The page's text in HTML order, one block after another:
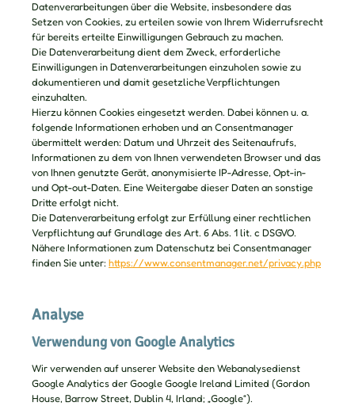
Datenverarbeitungen über die Website, insbesondere das
Setzen von Cookies, zu erteilen sowie von Ihrem Widerrufsrecht
für bereits erteilte Einwilligungen Gebrauch zu machen.
Die Datenverarbeitung dient dem Zweck, erforderliche
Einwilligungen in Datenverarbeitungen einzuholen sowie zu
dokumentieren und damit gesetzliche Verpflichtungen
einzuhalten.
Hierzu können Cookies eingesetzt werden. Dabei können u. a.
folgende Informationen erhoben und an Consentmanager
übermittelt werden: Datum und Uhrzeit des Seitenaufrufs,
Informationen zu dem von Ihnen verwendeten Browser und das
von Ihnen genutzte Gerät, anonymisierte IP-Adresse, Opt-in-
und Opt-out-Daten. Eine Weitergabe dieser Daten an sonstige
Dritte erfolgt nicht.
Die Datenverarbeitung erfolgt zur Erfüllung einer rechtlichen
Verpflichtung auf Grundlage des Art. 6 Abs. 1 lit. c DSGVO.
Nähere Informationen zum Datenschutz bei Consentmanager
finden Sie unter: https://www.consentmanager.net/privacy.php
Analyse
Verwendung von Google Analytics
Wir verwenden auf unserer Website den Webanalysedienst
Google Analytics der Google Google Ireland Limited (Gordon
House, Barrow Street, Dublin 4, Irland; „Google“).